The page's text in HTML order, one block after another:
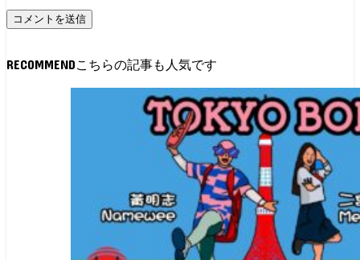
RECOMMEND